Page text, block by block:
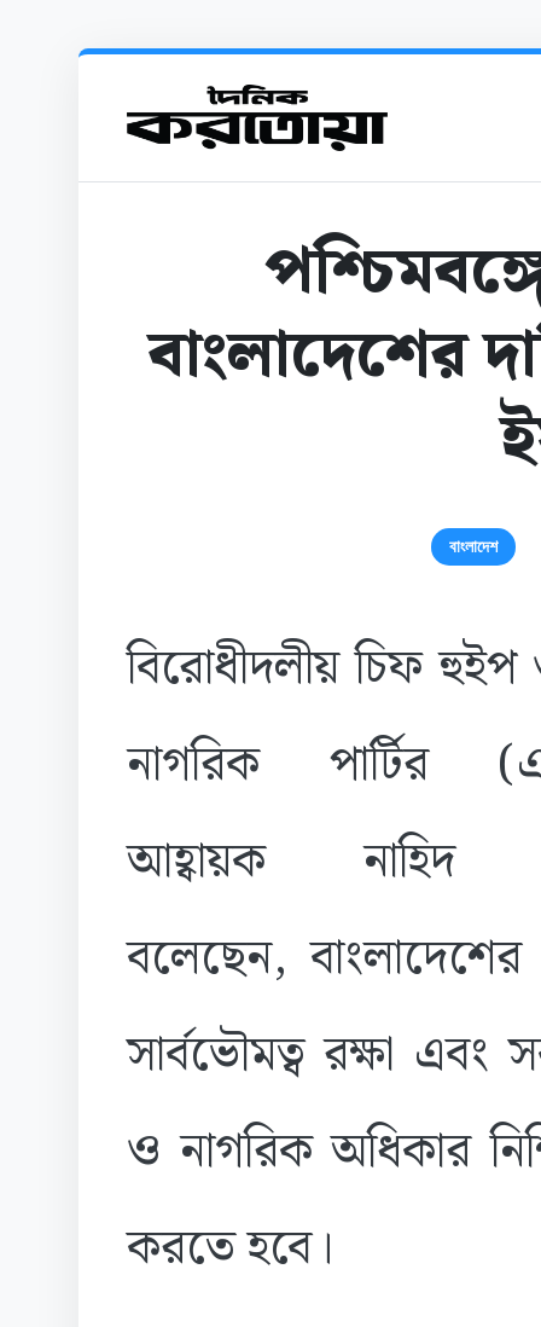
বাংলাদেশের
বাংলাদেশ
বিরোধীদলীয় চিফ
নাগরিক পার্টির
আহ্বায়ক নাহিদ
বলেছেন, বাংলাদেশের
সার্বভৌমত্ব রক্ষা এবং
ও নাগরিক অধিকার
করতে হবে।